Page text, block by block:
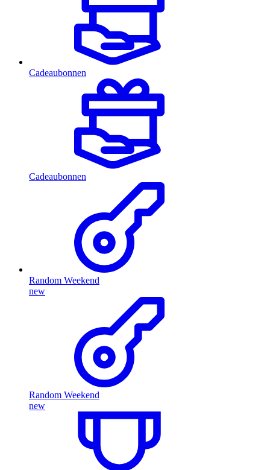
Cadeaubonnen
Cadeaubonnen
Random Weekend
new
Random Weekend
new